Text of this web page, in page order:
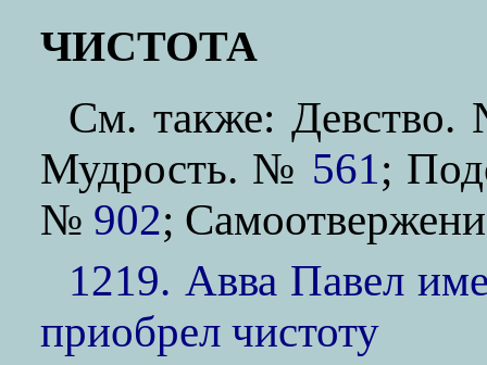
ЧИСТОТА
См. также:
Мудрость. № 561;
№ 902;
1219. Авва Павел
приобрел чистоту